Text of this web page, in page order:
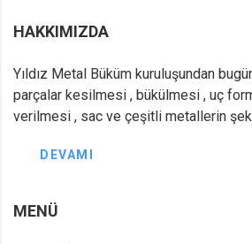
HAKKIMIZDA
Yıldız Metal Büküm kuruluşundan
parçalar kesilmesi , bükülmesi , uç
verilmesi , sac ve çeşitli metallerin
DEVAMI
MENÜ